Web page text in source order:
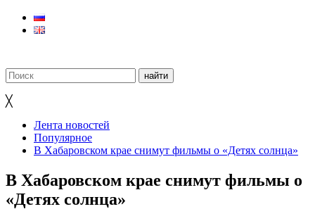
╳
Лента новостей
Популярное
В Хабаровском крае снимут фильмы о «Детях солнца»
В Хабаровском крае снимут фильмы о
«Детях солнца»